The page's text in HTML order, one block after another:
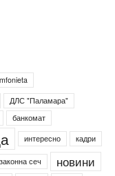
ДЛС "Паламара"
банкомат
интересно кадри
сеч новини